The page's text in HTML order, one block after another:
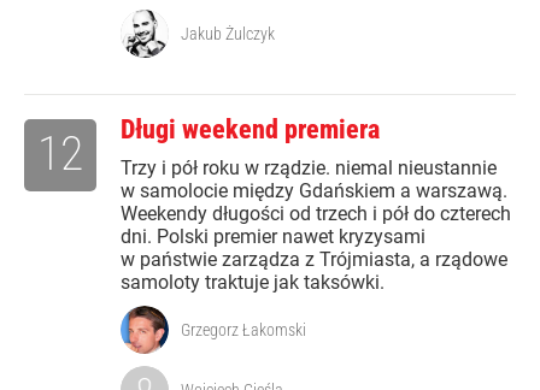
Jakub Żulczyk
Długi weekend premiera
Trzy i pół roku w rządzie. niemal nieustannie
w samolocie między Gdańskiem a warszawą.
Weekendy długości od trzech i pół do czterech
dni. Polski premier nawet kryzysami
w państwie zarządza z Trójmiasta, a rządowe
samoloty traktuje jak taksówki.
12
Grzegorz Łakomski